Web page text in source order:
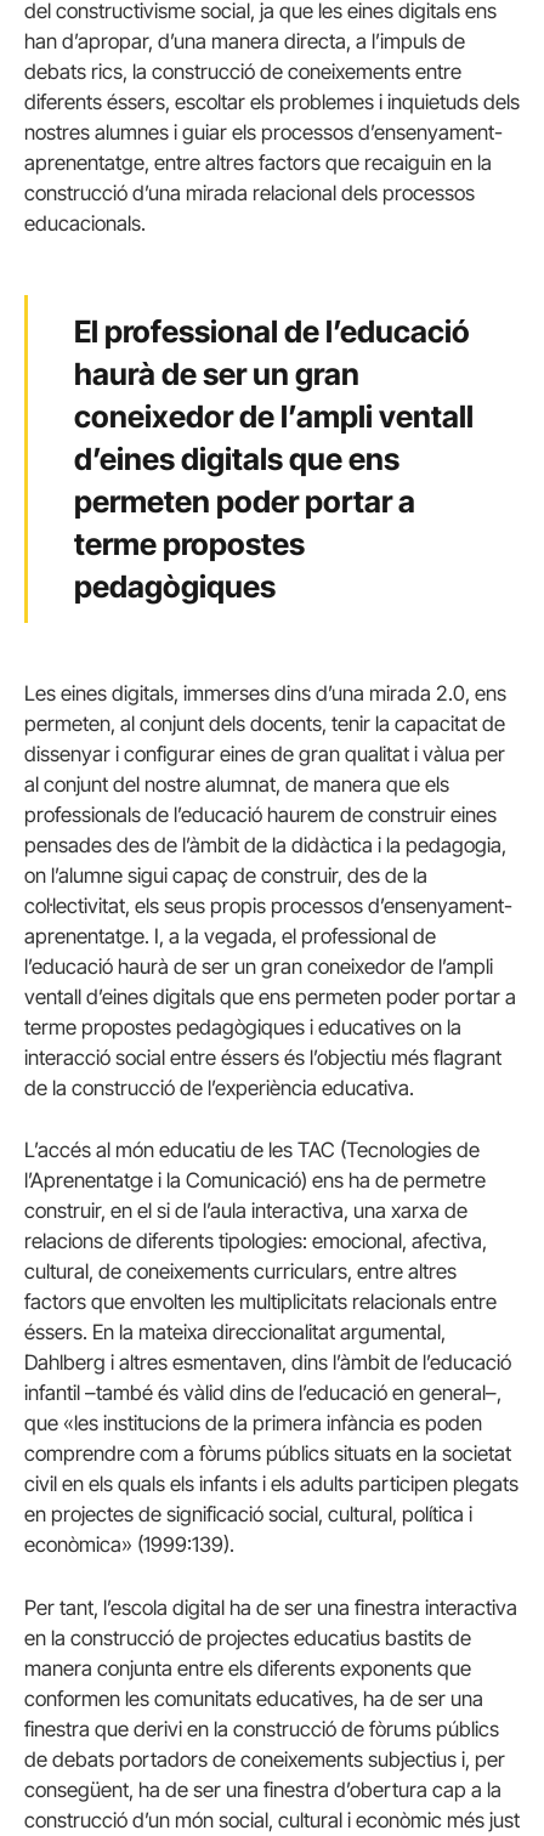
del constructivisme social, ja que les eines digitals ens
han d’apropar, d’una manera directa, a l’impuls de
debats rics, la construcció de coneixements entre
diferents éssers, escoltar els problemes i inquietuds dels
nostres alumnes i guiar els processos d’ensenyament-
aprenentatge, entre altres factors que recaiguin en la
construcció d’una mirada relacional dels processos
educacionals.
El professional de l’educació
haurà de ser un gran
coneixedor de l’ampli ventall
d’eines digitals que ens
permeten poder portar a
terme propostes
pedagògiques
Les eines digitals, immerses dins d’una mirada 2.0, ens
permeten, al conjunt dels docents, tenir la capacitat de
dissenyar i configurar eines de gran qualitat i vàlua per
al conjunt del nostre alumnat, de manera que els
professionals de l’educació haurem de construir eines
pensades des de l’àmbit de la didàctica i la pedagogia,
on l’alumne sigui capaç de construir, des de la
col·lectivitat, els seus propis processos d’ensenyament-
aprenentatge. I, a la vegada, el professional de
l’educació haurà de ser un gran coneixedor de l’ampli
ventall d’eines digitals que ens permeten poder portar a
terme propostes pedagògiques i educatives on la
interacció social entre éssers és l’objectiu més flagrant
de la construcció de l’experiència educativa.
L’accés al món educatiu de les TAC (Tecnologies de
l’Aprenentatge i la Comunicació) ens ha de permetre
construir, en el si de l’aula interactiva, una xarxa de
relacions de diferents tipologies: emocional, afectiva,
cultural, de coneixements curriculars, entre altres
factors que envolten les multiplicitats relacionals entre
éssers. En la mateixa direccionalitat argumental,
Dahlberg i altres esmentaven, dins l’àmbit de l’educació
infantil –també és vàlid dins de l’educació en general–,
que «les institucions de la primera infància es poden
comprendre com a fòrums públics situats en la societat
civil en els quals els infants i els adults participen plegats
en projectes de significació social, cultural, política i
econòmica» (1999:139).
Per tant, l’escola digital ha de ser una finestra interactiva
en la construcció de projectes educatius bastits de
manera conjunta entre els diferents exponents que
conformen les comunitats educatives, ha de ser una
finestra que derivi en la construcció de fòrums públics
de debats portadors de coneixements subjectius i, per
consegüent, ha de ser una finestra d’obertura cap a la
construcció d’un món social, cultural i econòmic més just